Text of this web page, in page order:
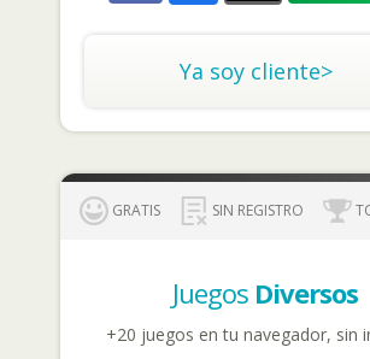
Ya soy cliente>
GRATIS SIN REGISTRO
Juegos Diversos
+20 juegos en tu navegador, sin